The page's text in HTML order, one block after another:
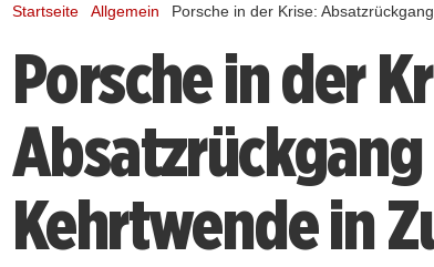
Startseite Allgemein Porsche in der Krise:
Porsche in der
Kehrtwende in